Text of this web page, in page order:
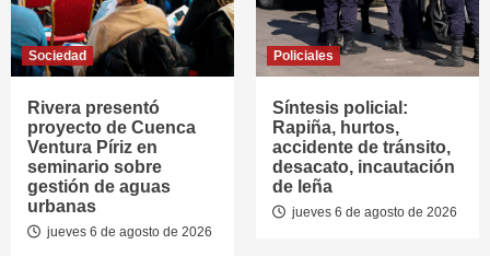
Sociedad
Rivera presentó
proyecto de Cuenca
Ventura Píriz en
seminario sobre
gestión de aguas
urbanas
jueves 6 de agosto de 2026
Policiales
Síntesis policial:
Rapiña, hurtos,
accidente de tránsito,
desacato, incautación
de leña
jueves 6 de agosto de 2026